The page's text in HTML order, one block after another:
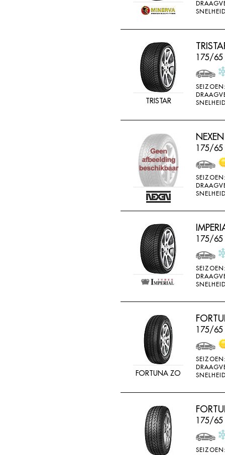
TRISTAR
175/65
175/65
175/65
FORTUNA ZO
175/65
175/65